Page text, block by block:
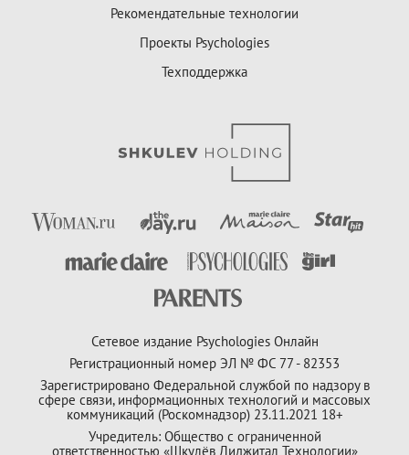
Рекомендательные технологии
Проекты Psychologies
Техподдержка
Сетевое издание Psychologies Онлайн
Регистрационный номер ЭЛ № ФС 77 - 82353
Зарегистрировано Федеральной службой по надзору в
сфере связи, информационных технологий и массовых
коммуникаций (Роскомнадзор) 23.11.2021 18+
Учредитель: Общество с ограниченной
ответственностью «Шкулёв Диджитал Технологии»